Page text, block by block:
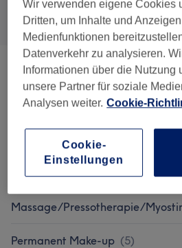
Alle Nägel
Augenbrauenkorrektur/
Microneedling (2)
Massage/Pressotherapie/
Permanent Make-up (5)
Wir verwenden eigene Cookies
Dritten, um Inhalte und
Medienfunktionen
Datenverkehr zu analysieren.
Informationen über die Nutzung
unsere Partner für soziale
Analysen weiter. Cookie-
Cookie-
Einstellungen